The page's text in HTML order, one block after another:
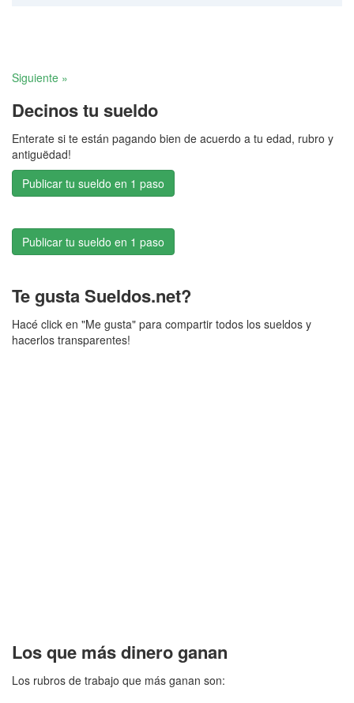
Siguiente »
Decinos tu sueldo
Enterate si te están pagando bien de acuerdo a tu edad, rubro y
antiguëdad!
Publicar tu sueldo en 1 paso
Publicar tu sueldo en 1 paso
Te gusta Sueldos.net?
Hacé click en "Me gusta" para compartir todos los sueldos y
hacerlos transparentes!
Los que más dinero ganan
Los rubros de trabajo que más ganan son: